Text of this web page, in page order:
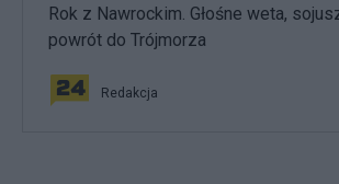
Rok z Nawrockim. Głośne weta,
powrót do Trójmorza
Redakcja